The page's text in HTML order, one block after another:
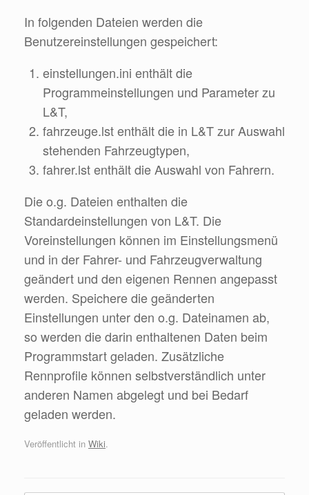
In folgenden Dateien werden die
Benutzereinstellungen gespeichert:
einstellungen.ini enthält die
Programmeinstellungen und Parameter zu
L&T,
fahrzeuge.lst enthält die in L&T zur Auswahl
stehenden Fahrzeugtypen,
fahrer.lst enthält die Auswahl von Fahrern.
Die o.g. Dateien enthalten die
Standardeinstellungen von L&T. Die
Voreinstellungen können im Einstellungsmenü
und in der Fahrer- und Fahrzeugverwaltung
geändert und den eigenen Rennen angepasst
werden. Speichere die geänderten
Einstellungen unter den o.g. Dateinamen ab,
so werden die darin enthaltenen Daten beim
Programmstart geladen. Zusätzliche
Rennprofile können selbstverständlich unter
anderen Namen abgelegt und bei Bedarf
geladen werden.
Veröffentlicht in Wiki.